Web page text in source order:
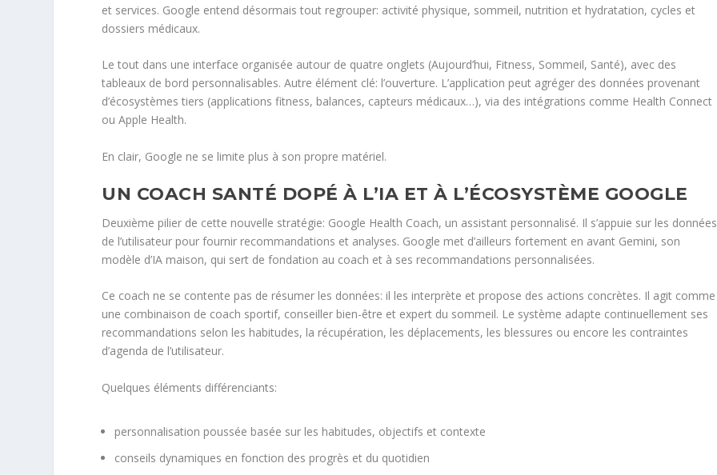
et services. Google entend désormais tout regrouper: activité physique, sommeil, nutrition et hydratation, cycles et
dossiers médicaux.
Le tout dans une interface organisée autour de quatre onglets (Aujourd’hui, Fitness, Sommeil, Santé), avec des
tableaux de bord personnalisables. Autre élément clé: l’ouverture. L’application peut agréger des données provenant
d’écosystèmes tiers (applications fitness, balances, capteurs médicaux…), via des intégrations comme Health Connect
ou Apple Health.
En clair, Google ne se limite plus à son propre matériel.
UN COACH SANTÉ DOPÉ À L’IA ET À L’ÉCOSYSTÈME GOOGLE
Deuxième pilier de cette nouvelle stratégie: Google Health Coach, un assistant personnalisé. Il s’appuie sur les données
de l’utilisateur pour fournir recommandations et analyses. Google met d’ailleurs fortement en avant Gemini, son
modèle d’IA maison, qui sert de fondation au coach et à ses recommandations personnalisées.
Ce coach ne se contente pas de résumer les données: il les interprète et propose des actions concrètes. Il agit comme
une combinaison de coach sportif, conseiller bien-être et expert du sommeil. Le système adapte continuellement ses
recommandations selon les habitudes, la récupération, les déplacements, les blessures ou encore les contraintes
d’agenda de l’utilisateur.
Quelques éléments différenciants:
personnalisation poussée basée sur les habitudes, objectifs et contexte
conseils dynamiques en fonction des progrès et du quotidien